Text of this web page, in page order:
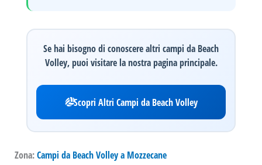
Se hai bisogno di conoscere altri campi da Beach
Volley, puoi visitare la nostra pagina principale.
Scopri Altri Campi da Beach Volley
Zona:Campi da Beach Volley a Mozzecane